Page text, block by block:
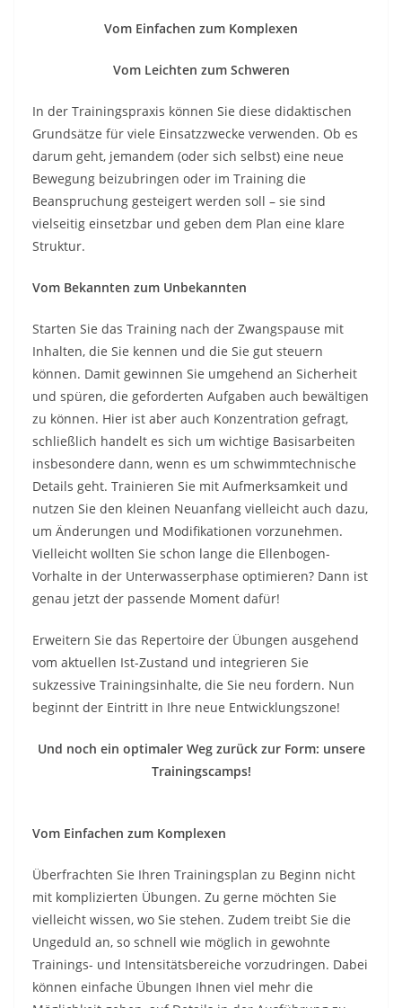
Vom Einfachen zum Komplexen
Vom Leichten zum Schweren
In der Trainingspraxis können Sie diese didaktischen
Grundsätze für viele Einsatzzwecke verwenden. Ob es
darum geht, jemandem (oder sich selbst) eine neue
Bewegung beizubringen oder im Training die
Beanspruchung gesteigert werden soll – sie sind
vielseitig einsetzbar und geben dem Plan eine klare
Struktur.
Vom Bekannten zum Unbekannten
Starten Sie das Training nach der Zwangspause mit
Inhalten, die Sie kennen und die Sie gut steuern
können. Damit gewinnen Sie umgehend an Sicherheit
und spüren, die geforderten Aufgaben auch bewältigen
zu können. Hier ist aber auch Konzentration gefragt,
schließlich handelt es sich um wichtige Basisarbeiten
insbesondere dann, wenn es um schwimmtechnische
Details geht. Trainieren Sie mit Aufmerksamkeit und
nutzen Sie den kleinen Neuanfang vielleicht auch dazu,
um Änderungen und Modifikationen vorzunehmen.
Vielleicht wollten Sie schon lange die Ellenbogen-
Vorhalte in der Unterwasserphase optimieren? Dann ist
genau jetzt der passende Moment dafür!
Erweitern Sie das Repertoire der Übungen ausgehend
vom aktuellen Ist-Zustand und integrieren Sie
sukzessive Trainingsinhalte, die Sie neu fordern. Nun
beginnt der Eintritt in Ihre neue Entwicklungszone!
Und noch ein optimaler Weg zurück zur Form: unsere
Trainingscamps!
Vom Einfachen zum Komplexen
Überfrachten Sie Ihren Trainingsplan zu Beginn nicht
mit komplizierten Übungen. Zu gerne möchten Sie
vielleicht wissen, wo Sie stehen. Zudem treibt Sie die
Ungeduld an, so schnell wie möglich in gewohnte
Trainings- und Intensitätsbereiche vorzudringen. Dabei
können einfache Übungen Ihnen viel mehr die